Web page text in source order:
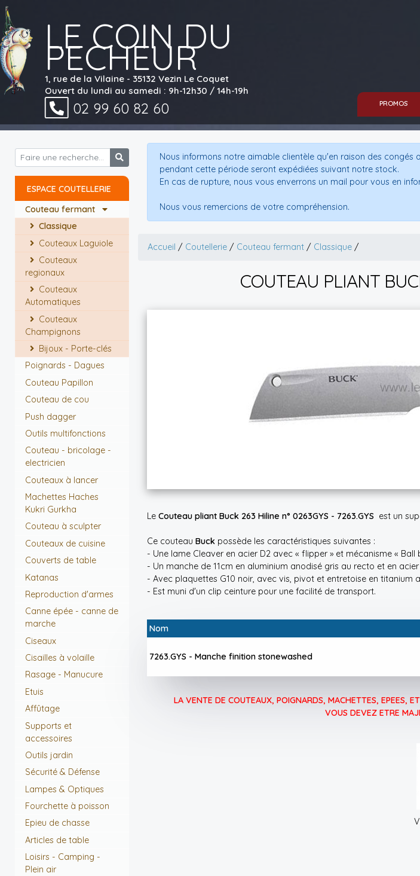
LE COIN DU
PECHEUR
1, rue de la Vilaine - 35132 Vezin Le Coquet
Ouvert du lundi au samedi : 9h-12h30 / 14h-19h
02 99 60 82 60 PROMOS
ESPACE COUTELLERIE
Couteau fermant
Classique
Couteaux Laguiole
Couteaux
regionaux
Couteaux
Automatiques
Couteaux
Champignons
Bijoux - Porte-clés
Poignards - Dagues
Couteau Papillon
Couteau de cou
Push dagger
Outils multifonctions
Couteau - bricolage -
electricien
Couteaux à lancer
Machettes Haches
Kukri Gurkha
Couteau à sculpter
Couteaux de cuisine
Couverts de table
Katanas
Reproduction d'armes
Canne épée - canne de
marche
Ciseaux
Cisailles à volaille
Rasage - Manucure
Etuis
Affûtage
Supports et
accessoires
Outils jardin
Sécurité & Défense
Lampes & Optiques
Fourchette à poisson
Epieu de chasse
Articles de table
Loisirs - Camping -
Plein air
Nous informons notre aimable clientèle qu'en raison des
pendant cette période seront expédiées suivant notre stock.
En cas de rupture, nous vous enverrons un mail pour vous en
Nous vous remercions de votre compréhension.
Accueil / Coutellerie/ Couteau fermant/ Classique/
COUTEAU PLIANT
Le Couteau pliant Buck 263 Hiline n° 0263GYS - 7263.GYS est un
Ce couteau Buck possède les caractéristiques suivantes :
- Une lame Cleaver en acier D2 avec « flipper » et mécanisme « Ball
- Un manche de 11cm en aluminium anodisé gris au recto et en
- Avec plaquettes G10 noir, avec vis, pivot et entretoise en titanium
- Est muni d'un clip ceinture pour une facilité de transport.
Nom
7263.GYS - Manche finition stonewashed
LA VENTE DE COUTEAUX, POIGNARDS, MACHETTES, EPEES,
VOUS DEVEZ ETRE